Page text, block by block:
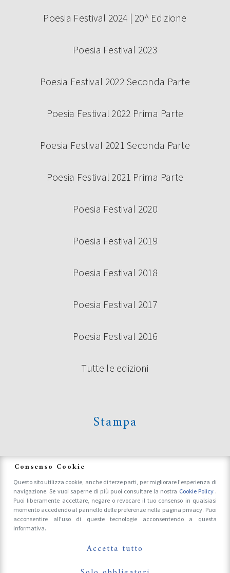
Poesia Festival 2024 | 20^ Edizione
Poesia Festival 2023
Poesia Festival 2022 Seconda Parte
Poesia Festival 2022 Prima Parte
Poesia Festival 2021 Seconda Parte
Poesia Festival 2021 Prima Parte
Poesia Festival 2020
Poesia Festival 2019
Poesia Festival 2018
Poesia Festival 2017
Poesia Festival 2016
Tutte le edizioni
Stampa
Accrediti Stampa e Fotografi
Follow Us On
Consenso Cookie
Questo sito utilizza cookie, anche di terze parti, per migliorare l'esperienza di
navigazione. Se vuoi saperne di più puoi consultare la nostra Cookie Policy .
Puoi liberamente accettare, negare o revocare il tuo consenso in qualsiasi
momento accedendo al pannello delle preferenze nella pagina privacy. Puoi
acconsentire all'uso di queste tecnologie acconsentendo a questa
informativa.
Accetta tutto